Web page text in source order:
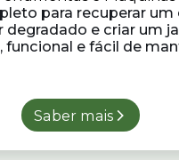
para recuperar um
degradado e criar um
funcional e fácil de
Saber mais